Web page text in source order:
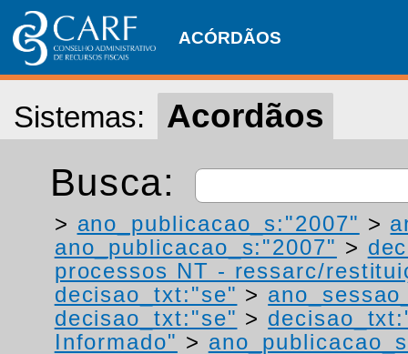
ACÓRDÃOS
Sistemas: Acordãos
Busca:
> ano_publicacao_s:"2007" >
ano_publicacao_s:"2007" >
processos NT - ressarc/
decisao_txt:"se" >
decisao_txt:"se" >
Informado" >